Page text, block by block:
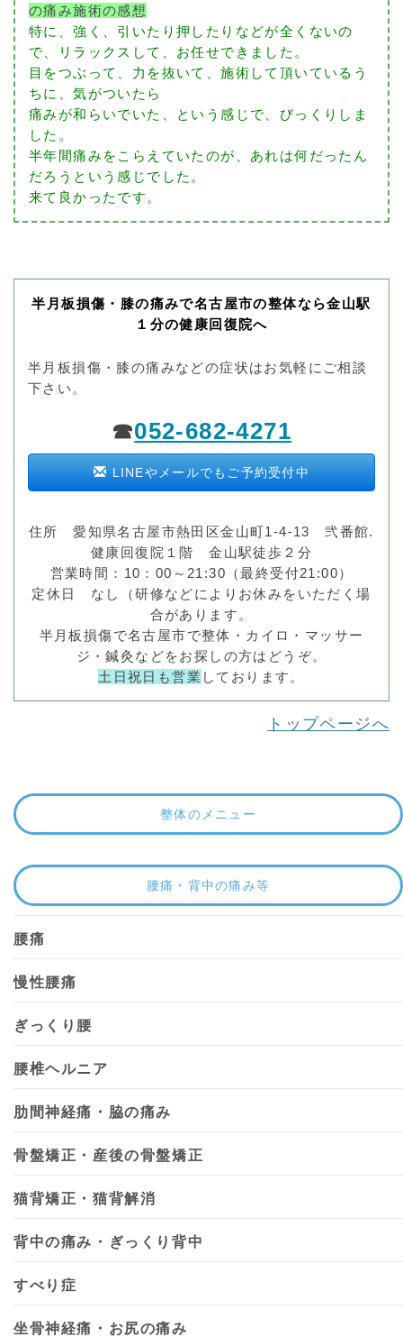
の痛み施術の感想
特に、強く、引いたり押したりなどが全くないの
で、リラックスして、お任せできました。
目をつぶって、力を抜いて、施術して頂いているう
ちに、気がついたら
痛みが和らいでいた、という感じで、びっくりしま
した。
半年間痛みをこらえていたのが、あれは何だったん
だろうという感じでした。
来て良かったです。
半月板損傷・膝の痛みで名古屋市の整体なら金山駅
１分の健康回復院へ
半月板損傷・膝の痛みなどの症状はお気軽にご相談
下さい。
☎052-682-4271
LINEやメールでもご予約受付中
住所 愛知県名古屋市熱田区金山町1-4-13 弐番館.
健康回復院１階 金山駅徒歩２分
営業時間：10：00～21:30（最終受付21:00）
定休日 なし（研修などによりお休みをいただく場
合があります。
半月板損傷で名古屋市で整体・カイロ・マッサー
ジ・鍼灸などをお探しの方はどうぞ。
土日祝日も営業 しております。
トップページへ
整体のメニュー
腰痛・背中の痛み等
腰痛
慢性腰痛
ぎっくり腰
腰椎ヘルニア
肋間神経痛・脇の痛み
骨盤矯正・産後の骨盤矯正
猫背矯正・猫背解消
背中の痛み・ぎっくり背中
すべり症
坐骨神経痛・お尻の痛み